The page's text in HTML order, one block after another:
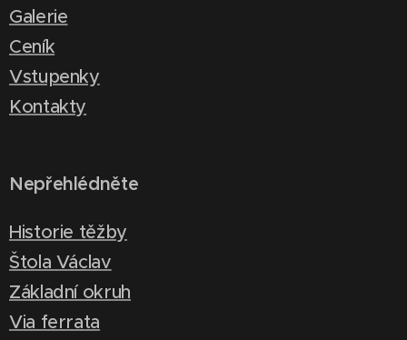
Galerie
Ceník
Vstupenky
Kontakty
Nepřehlédněte
Historie těžby
Štola Václav
Základní okruh
Via ferrata